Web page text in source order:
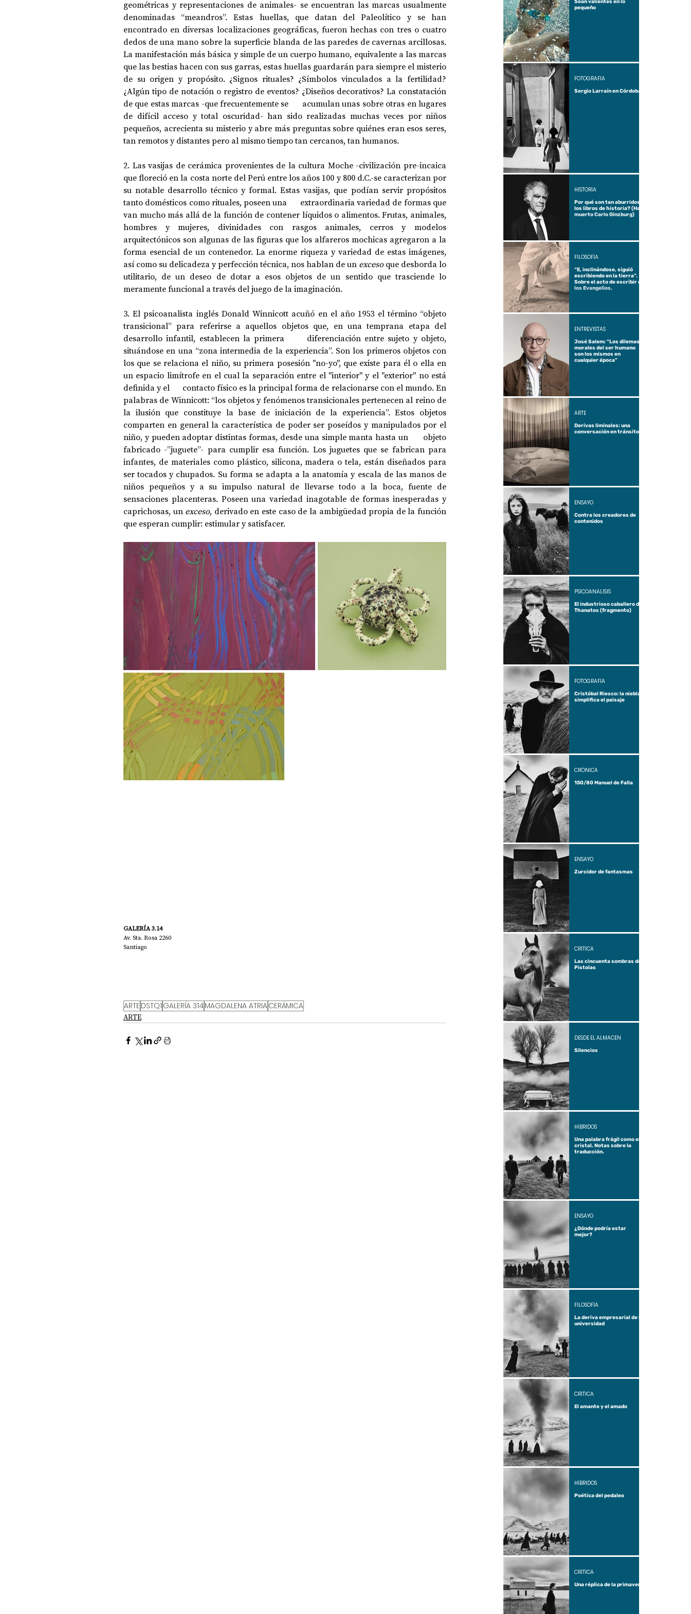
OPINIÓN
CIENCIA Y TECNOLOGÍA
geométricas y representaciones de animales- se encuentran las marcas usualmente
denominadas “meandros”. Estas huellas, que datan del Paleolítico y se han
encontrado en diversas localizaciones geográficas, fueron hechas con tres o cuatro
dedos de una mano sobre la superficie blanda de las paredes de cavernas arcillosas.
La manifestación más básica y simple de un cuerpo humano, equivalente a las marcas
que las bestias hacen con sus garras, estas huellas guardarán para siempre el misterio
de su origen y propósito. ¿Signos rituales? ¿Símbolos vinculados a la fertilidad?
¿Algún tipo de notación o registro de eventos? ¿Diseños decorativos? La constatación
de que estas marcas -que frecuentemente se      acumulan unas sobre otras en lugares
de difícil acceso y total oscuridad- han sido realizadas muchas veces por niños
pequeños, acrecienta su misterio y abre más preguntas sobre quiénes eran esos seres,
tan remotos y distantes pero al mismo tiempo tan cercanos, tan humanos.
2. Las vasijas de cerámica provenientes de la cultura Moche -civilización pre-incaica
que floreció en la costa norte del Perú entre los años 100 y 800 d.C.-se caracterizan por
su notable desarrollo técnico y formal. Estas vasijas, que podían servir propósitos
tanto domésticos como rituales, poseen una      extraordinaria variedad de formas que
van mucho más allá de la función de contener líquidos o alimentos. Frutas, animales,
hombres y mujeres, divinidades con rasgos animales, cerros y modelos
arquitectónicos son algunas de las figuras que los alfareros mochicas agregaron a la
forma esencial de un contenedor. La enorme riqueza y variedad de estas imágenes,
así como su delicadeza y perfección técnica, nos hablan de un exceso que desborda lo
utilitario, de un deseo de dotar a esos objetos de un sentido que trasciende lo
meramente funcional a través del juego de la imaginación.
3. El psicoanalista inglés Donald Winnicott acuñó en el año 1953 el término “objeto
transicional” para referirse a aquellos objetos que, en una temprana etapa del
desarrollo infantil, establecen la primera      diferenciación entre sujeto y objeto,
situándose en una “zona intermedia de la experiencia”. Son los primeros objetos con
los que se relaciona el niño, su primera posesión "no-yo", que existe para él o ella en
un espacio limítrofe en el cual la separación entre el "interior" y el "exterior" no está
definida y el      contacto físico es la principal forma de relacionarse con el mundo. En
palabras de Winnicott: “los objetos y fenómenos transicionales pertenecen al reino de
comparten en general la característica de poder ser poseídos y manipulados por el
niño, y pueden adoptar distintas formas, desde una simple manta hasta un      objeto
fabricado -”juguete”- para cumplir esa función. Los juguetes que se fabrican para
infantes, de materiales como plástico, silicona, madera o tela, están diseñados para
ser tocados y chupados. Su forma se adapta a la anatomía y escala de las manos de
niños pequeños y a su impulso natural de llevarse todo a la boca, fuente de
sensaciones placenteras. Poseen una variedad inagotable de formas inesperadas y
caprichosas, un exceso, derivado en este caso de la ambigüedad propia de la función
que esperan cumplir: estimular y satisfacer.
GALERÍA 3.14
Av. Sta. Rosa 2260
Santiago
ARTEDSTQ1 GALERÍA 314MAGDALENA ATRIACERÁMICA
ARTE
Sean valientes en lo
pequeño
Sergio Larraín en Córdoba
FOTOGRAFÍA
Por qué son tan aburridos
los libros de historia? (Ha
muerto Carlo Ginzburg)
HISTORIA
“E, inclinándose, siguió
escribiendo en la tierra”.
Sobre el acto de escribir en
los Evangelios.
FILOSOFÍA
José Salem: “Los dilemas
morales del ser humano
son los mismos en
cualquier época”
ENTREVISTAS
Derivas liminales: una
conversación en tránsito
ARTE
Contra los creadores de
contenidos
ENSAYO
El industrioso caballero de
Thanatos (fragmento)
PSICOANÁLISIS
Cristóbal Riesco: la niebla
simplifica el paisaje
FOTOGRAFÍA
150/80 Manuel de Falla
CRÓNICA
Zurcidor de fantasmas
ENSAYO
Las cincuenta sombras de
Pistolas
CRÍTICA
Silencios
DESDE EL ALMACÉN
Una palabra frágil como el
cristal. Notas sobre la
traducción.
HÍBRIDOS
¿Dónde podría estar
mejor?
ENSAYO
La deriva empresarial de la
universidad
FILOSOFÍA
El amante y el amado
CRÍTICA
Poética del pedaleo
HÍBRIDOS
Una réplica de la primavera
CRÍTICA